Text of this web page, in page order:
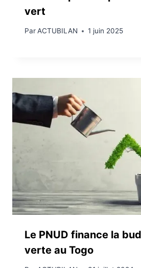
vert
ParACTUBILAN 1 juin 2025
Le PNUD finance la
verte au Togo